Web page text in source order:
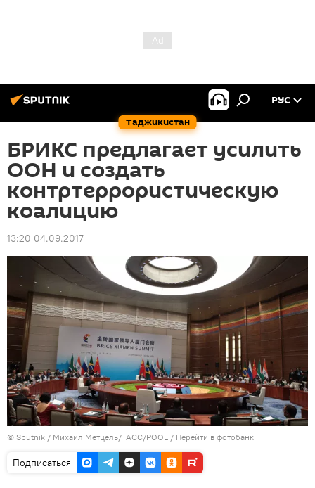
Таджикистан
РУС
БРИКС предлагает усилить
ООН и создать
контртеррористическую
коалицию
13:20 04.09.2017
© Sputnik / Михаил Метцель/ТАСС/POOL / Перейти в фотобанк
Подписаться